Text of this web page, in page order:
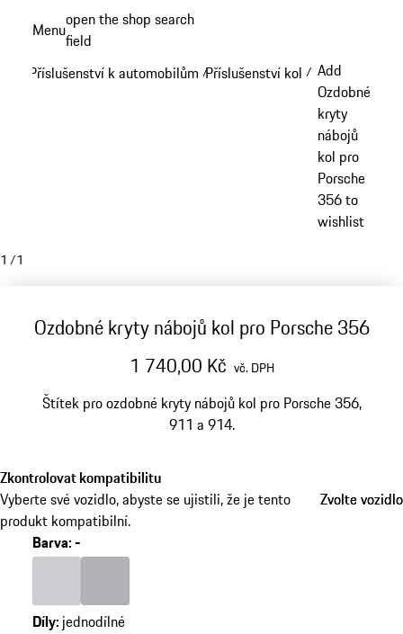
obsahu
Menuopen the shop search
field
Příslušenství k automobilům /Příslušenství kol / Add
Ozdobné
kryty
nábojů
kol pro
Porsche
356 to
wishlist
1 /1
Ozdobné kryty nábojů kol pro Porsche 356
1 740,00 Kč vč. DPH
Štítek pro ozdobné kryty nábojů kol pro Porsche 356,
911 a 914.
Zkontrolovat kompatibilitu
Vyberte své vozidlo, abyste se ujistili, že je tento
produkt kompatibilní.
Zvolte vozidlo
Zvolte vozidlo
Barva:-
Díly: jednodílné